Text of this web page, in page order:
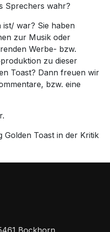
Sprechers wahr?
ist/ war? Sie haben
zur Musik oder
Werbe- bzw.
zu dieser
Toast? Dann freuen wir
bzw. eine
Toast in der Kritik
Bockhorn